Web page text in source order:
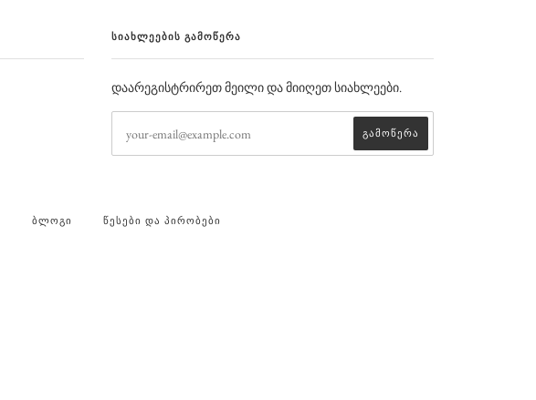
ᲡᲘᲐᲮᲚᲔᲔᲑᲘᲡ ᲒᲐᲛᲝᲬᲔᲠᲐ
დაარეგისტრირეთ მეილი და მიიღეთ სიახლეები.
ᲑᲚᲝᲒᲘ ᲬᲔᲡᲔᲑᲘ ᲓᲐ ᲞᲘᲠᲝᲑᲔᲑᲘ